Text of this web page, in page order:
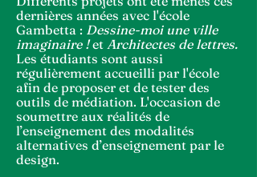
dernières années avec l'école
Gambetta : Dessine-moi une ville
imaginaire !et Architectes de lettres.
Les étudiants sont aussi
régulièrement accueilli par l'école
afin de proposer et de tester des
outils de médiation. L'occasion de
soumettre aux réalités de
l’enseignement des modalités
alternatives d’enseignement par le
design.